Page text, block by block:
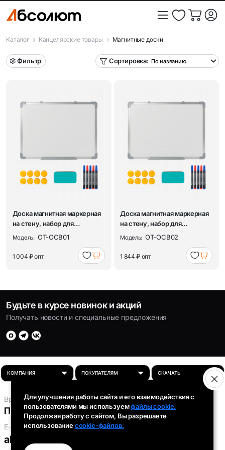
Каталог Канцелярские товары Магнитные доски
Фильтр Сортировка:
Доска магнитная маркерная
на стену, набор для
рисования, 60x...
Модель: OT-OCB01
1 004 ₽опт
Доска магнитная маркерная
на стену, набор для
рисования, 90x...
Модель: OT-OCB02
1 844 ₽ опт
Будьте в курсе новинок и акций
Получать новости и специальные предложения
Время работы:
Пн-Пт: 8:00 - 16:30
E-mail:
absolut-tds@inbox.ru
Для улучшения работы сайта и его взаимодействия с
пользователями мы используемфайлы cookie.
Продолжая работу с сайтом, Вы разрешаете
использованиеcookie-файлов.